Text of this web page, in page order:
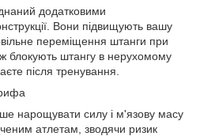
додатковими
Вони підвищують вашу
переміщення штанги при
блокують штангу в нерухомому
після тренування.
нарощувати силу і м'язову масу
атлетам, зводячи ризик